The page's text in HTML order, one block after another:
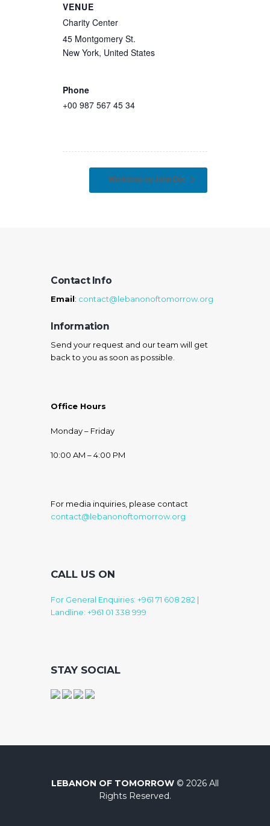
VENUE
Charity Center
45 Montgomery St.
New York, United States
Phone
+00 987 567 45 34
Workshop by John Doe
Contact Info
Email: contact@lebanonoftomorrow.org
Information
Send your request and our team will get
back to you as soon as possible.
Office Hours
Monday – Friday
10:00 AM – 4:00 PM
For media inquiries, please contact
contact@lebanonoftomorrow.org
CALL US ON
For General Enquiries: +961 71 608 282 |
Landline: +961 01 338 999
STAY SOCIAL
LEBANON OF TOMORROW © 2026 All
Rights Reserved.